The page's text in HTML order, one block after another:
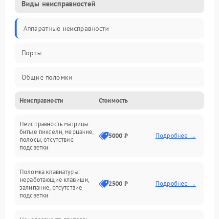
Виды неисправностей
Аппаратные неисправности
Порты
Общие поломки
Устройства
Программные ошибки
Электрические и системные сбои
Интерфейсные проблемы
Батарея
Неисправности Стоимость
Неисправность матрицы:
битые пиксели, мерцание,
полосы, отсутствие
подсветки
5000 ₽ Подробнее →
Поломка клавиатуры:
неработающие клавиши,
залипание, отсутствие
подсветки
2500 ₽ Подробнее →